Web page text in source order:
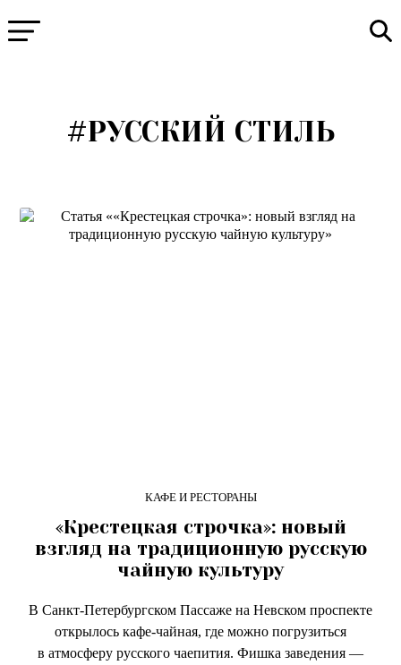
#РУССКИЙ СТИЛЬ
КАФЕ И РЕСТОРАНЫ
«Крестецкая строчка»: новый
взгляд на традиционную русскую
чайную культуру
В Санкт-Петербургском Пассаже на Невском проспекте
открылось кафе-чайная, где можно погрузиться
в атмосферу русского чаепития. Фишка заведения —